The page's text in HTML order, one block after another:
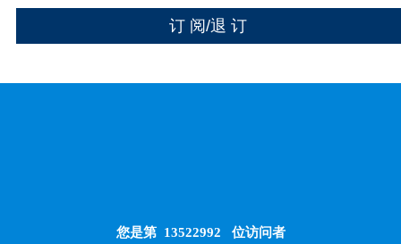
您是第 13522992 位访问者